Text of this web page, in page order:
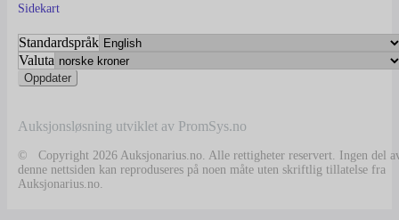
Sidekart
Standardspråk
Valuta
Auksjonsløsning utviklet av PromSys.no
© Copyright 2026 Auksjonarius.no. Alle rettigheter reservert. Ingen del
denne nettsiden kan reproduseres på noen måte uten skriftlig tillatelse fra
Auksjonarius.no.